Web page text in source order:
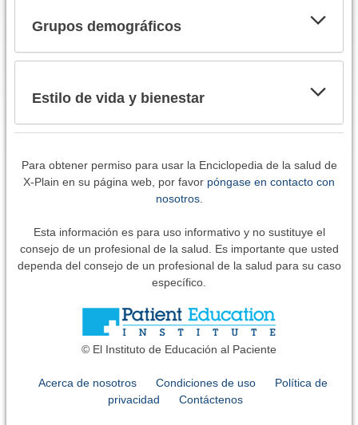
Grupos demográficos
Estilo de vida y bienestar
Para obtener permiso para usar la Enciclopedia de la salud de
X-Plain en su página web, por favor póngase en contacto con
nosotros.
Esta información es para uso informativo y no sustituye el
consejo de un profesional de la salud. Es importante que usted
dependa del consejo de un profesional de la salud para su caso
específico.
© El Instituto de Educación al Paciente
Acerca de nosotros Condiciones de uso
Política de
privacidad
Contáctenos